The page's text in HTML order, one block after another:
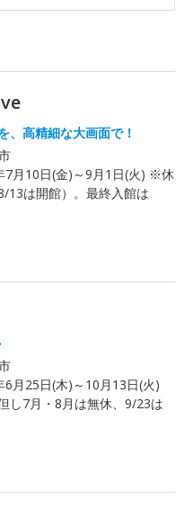
、高精細な大画面で！
7月10日(金)～9月1日(火) ※休
13は開館）。最終入館は
6月25日(木)～10月13日(火)
し7月・8月は無休、9/23は